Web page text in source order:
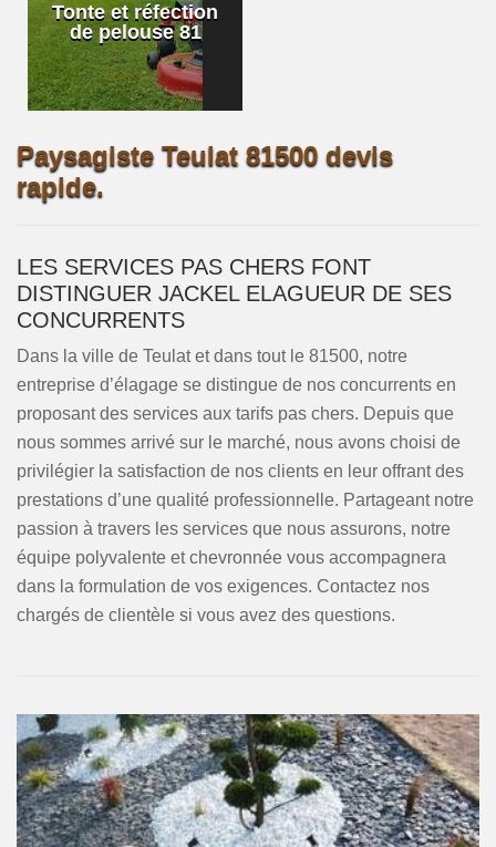
Tonte et réfection
de pelouse 81
Paysagiste Teulat 81500 devis
rapide.
LES SERVICES PAS CHERS FONT
DISTINGUER JACKEL ELAGUEUR DE SES
CONCURRENTS
Dans la ville de Teulat et dans tout le 81500, notre
entreprise d’élagage se distingue de nos concurrents en
proposant des services aux tarifs pas chers. Depuis que
nous sommes arrivé sur le marché, nous avons choisi de
privilégier la satisfaction de nos clients en leur offrant des
prestations d’une qualité professionnelle. Partageant notre
passion à travers les services que nous assurons, notre
équipe polyvalente et chevronnée vous accompagnera
dans la formulation de vos exigences. Contactez nos
chargés de clientèle si vous avez des questions.